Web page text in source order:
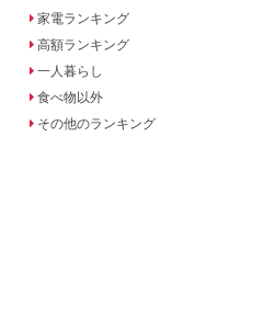
家電ランキング
高額ランキング
一人暮らし
食べ物以外
その他のランキング